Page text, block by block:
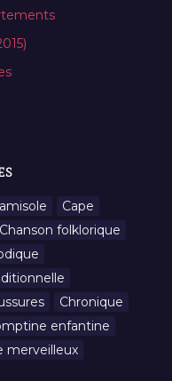
Cape
Chanson folklorique
Chronique
enfantine
merveilleux